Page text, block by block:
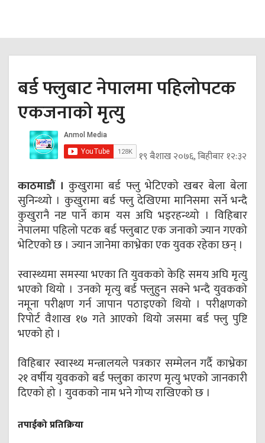
बर्ड फ्लुबाट नेपालमा पहिलोपटक
एकजनाको मृत्यु
१९ बैशाख २०७६, बिहीबार १२:३२
काठमाडौं । कुखुरामा बर्ड फ्लु भेटिएको खबर बेला बेला
सुनिन्थ्यो । कुखुरामा बर्ड फ्लु देखिएमा मानिसमा सर्ने भन्दै
कुखुरानै नष्ट पार्ने काम यस अघि भइरहन्थ्यो । विहिबार
नेपालमा पहिलो पटक बर्ड फ्लुबाट एक जनाको ज्यान गएको
भेटिएको छ । ज्यान जानेमा काभ्रेका एक युवक रहेका छन् ।
स्वास्थ्यमा समस्या भएका ति युवकको केहि समय अघि मृत्यु
भएको थियो । उनको मृत्यु बर्ड फ्लुहुन सक्ने भन्दै युवकको
नमूना परीक्षण गर्न जापान पठाइएको थियो । परीक्षणको
रिपोर्ट वैशाख १७ गते आएको थियो जसमा बर्ड फ्लु पुष्टि
भएको हो ।
विहिबार स्वास्थ्य मन्त्रालयले पत्रकार सम्मेलन गर्दै काभ्रेका
२१ वर्षीय युवकको बर्ड फ्लुका कारण मृत्यु भएको जानकारी
दिएको हो । युवकको नाम भने गोप्य राखिएको छ ।
तपाईको प्रतिक्रिया